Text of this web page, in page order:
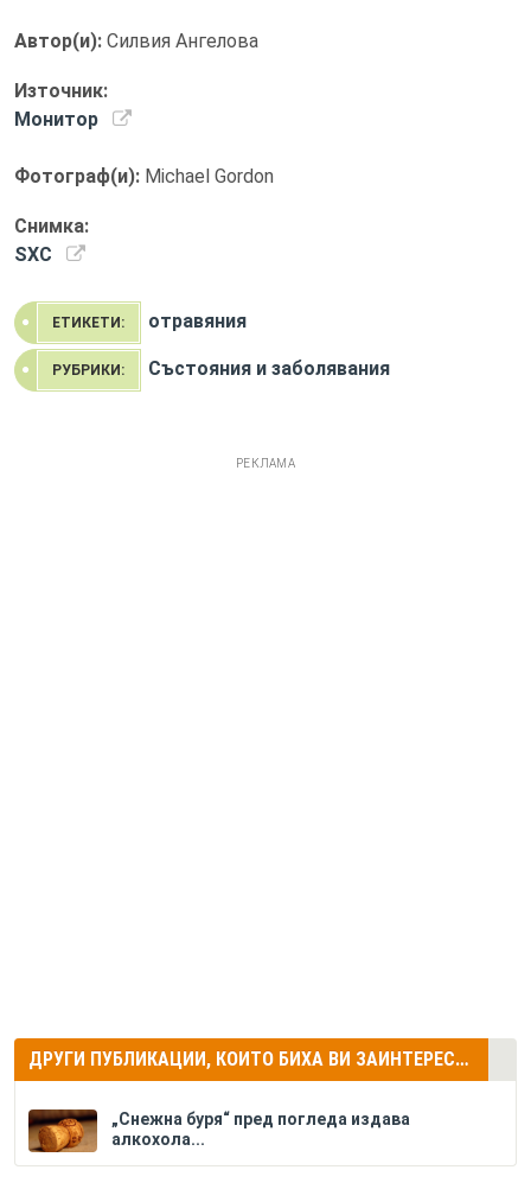
Автор(и): Силвия Ангелова
Източник:
Монитор
Фотограф(и): Michael Gordon
Снимка:
SXC
ЕТИКЕТИ: отравяния
РУБРИКИ: Състояния и заболявания
РЕКЛАМА
ДРУГИ ПУБЛИКАЦИИ, КОИТО БИХА ВИ ЗАИНТЕРЕСУВАЛИ
„Снежна буря“ пред погледа издава
алкохола...